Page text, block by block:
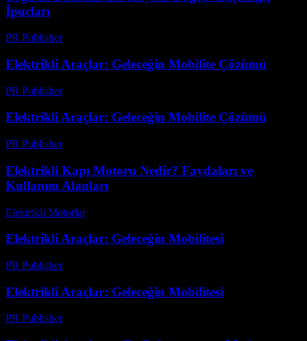
İpucları
PR Publisher-
Elektrikli Araçlar: Geleceğin Mobilite Çözümü
PR Publisher-
Elektrikli Araçlar: Geleceğin Mobilite Çözümü
PR Publisher-
Elektrikli Kapı Motoru Nedir? Faydaları ve
Kullanım Alanları
Elektrikli Motorlar-
Elektrikli Araçlar: Geleceğin Mobilitesi
PR Publisher-
Elektrikli Araçlar: Geleceğin Mobilitesi
PR Publisher-